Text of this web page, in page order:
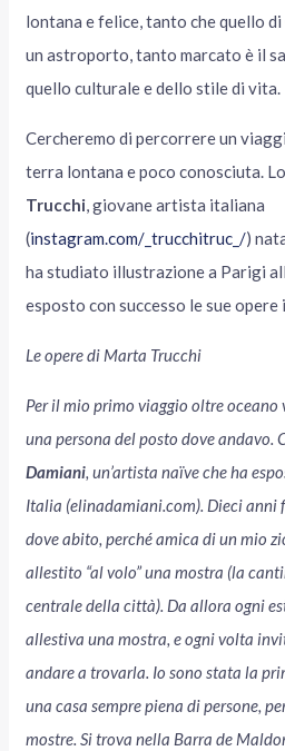
lontana e felice, tanto che quello
un astroporto, tanto marcato è il
quello culturale e dello stile di vita.
Cercheremo di percorrere un
terra lontana e poco conosciuta.
Trucchi, giovane artista italiana
(instagram.com/_trucchitruc_/)
ha studiato illustrazione a Parigi
esposto con successo le sue opere
Le opere di Marta Trucchi
Per il mio primo viaggio oltre oceano
una persona del posto dove andavo.
Damiani, un’artista naïve che ha
Italia (elinadamiani.com). Dieci anni
dove abito, perché amica di un mio
allestito “al volo” una mostra (la
centrale della città). Da allora ogni
allestiva una mostra, e ogni volta
andare a trovarla. Io sono stata la
una casa sempre piena di persone,
mostre. Si trova nella Barra de